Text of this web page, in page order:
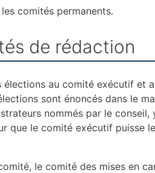
comités permanents.
de rédaction
élections au comité exécutif et
sont énoncés dans le
nommés par le conseil,
que le comité exécutif puisse
le comité des mises en